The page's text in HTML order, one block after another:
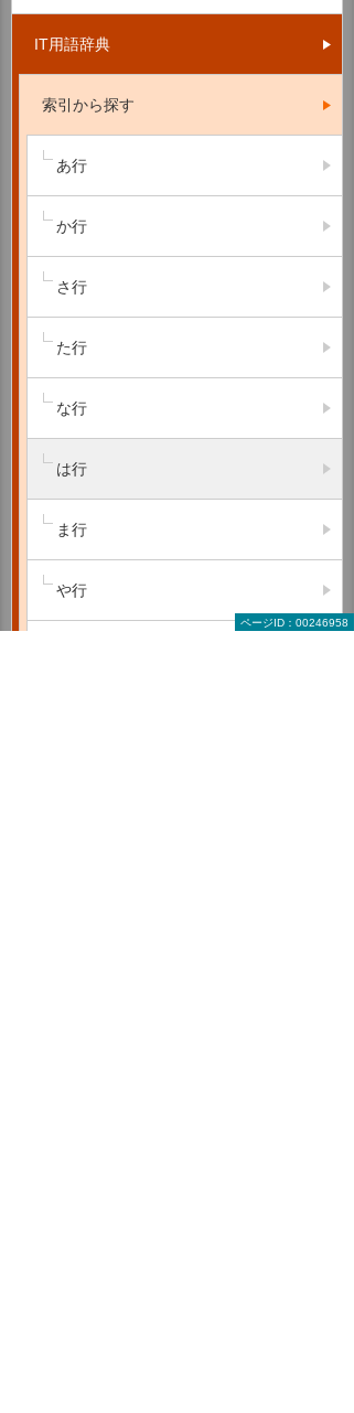
ページID：00246958
IT用語辞典
索引から探す
あ行
か行
さ行
た行
な行
は行
ま行
や行